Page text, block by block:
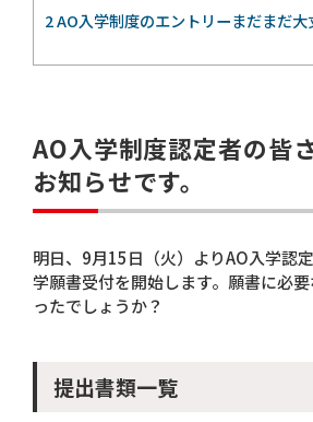
2AO入学制度のエントリーまだまだ大
AO入学制度認定者の皆
お知らせです。
明日、9月15日（火）よりAO入学認
学願書受付を開始します。願書に必
ったでしょうか？
提出書類一覧